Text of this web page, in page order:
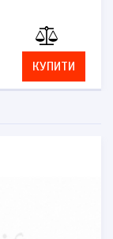
КУПИТИ